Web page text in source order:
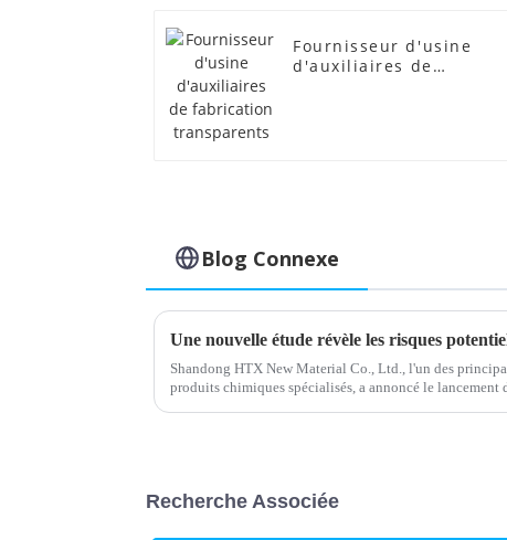
Fournisseur d'usine
d'auxiliaires de
Blog Connexe
Shandong HTX New Material Co., Ltd., l'un des
produits chimiques spécialisés, a annoncé le lancement
Recherche Associée